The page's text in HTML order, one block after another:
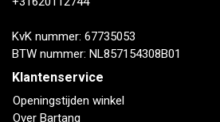
KvK nummer: 67735053
BTW nummer: NL857154308B01
Klantenservice
Openingstijden winkel
Over Bartang